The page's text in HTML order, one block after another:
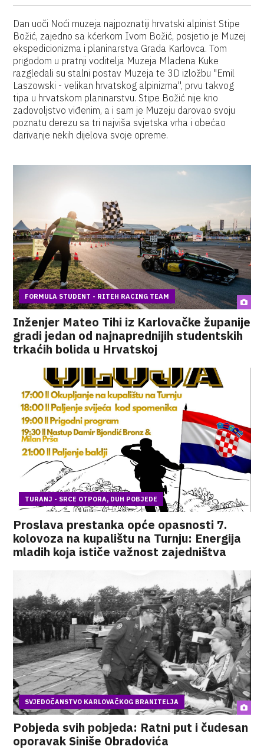
Dan uoči Noći muzeja najpoznatiji hrvatski alpinist Stipe
Božić, zajedno sa kćerkom Ivom Božić, posjetio je Muzej
ekspedicionizma i planinarstva Grada Karlovca. Tom
prigodom u pratnji voditelja Muzeja Mladena Kuke
razgledali su stalni postav Muzeja te 3D izložbu "Emil
Laszowski - velikan hrvatskog alpinizma", prvu takvog
tipa u hrvatskom planinarstvu. Stipe Božić nije krio
zadovoljstvo viđenim, a i sam je Muzeju darovao svoju
poznatu derezu sa tri najviša svjetska vrha i obećao
darivanje nekih dijelova svoje opreme.
FORMULA STUDENT - RITEH RACING TEAM
Inženjer Mateo Tihi iz Karlovačke županije
gradi jedan od najnaprednijih studentskih
trkaćih bolida u Hrvatskoj
TURANJ - SRCE OTPORA, DUH POBJEDE
Proslava prestanka opće opasnosti 7.
kolovoza na kupalištu na Turnju: Energija
mladih koja ističe važnost zajedništva
SVJEDOČANSTVO KARLOVAČKOG BRANITELJA
Pobjeda svih pobjeda: Ratni put i čudesan
oporavak Siniše Obradovića